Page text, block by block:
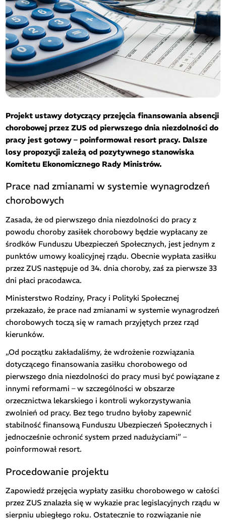
Projekt ustawy dotyczący przejęcia finansowania absencji
chorobowej przez ZUS od pierwszego dnia niezdolności do
pracy jest gotowy – poinformował resort pracy. Dalsze
losy propozycji zależą od pozytywnego stanowiska
Komitetu Ekonomicznego Rady Ministrów.
Prace nad zmianami w systemie wynagrodzeń
chorobowych
Zasada, że od pierwszego dnia niezdolności do pracy z
powodu choroby zasiłek chorobowy będzie wypłacany ze
środków Funduszu Ubezpieczeń Społecznych, jest jednym z
punktów umowy koalicyjnej rządu. Obecnie wypłata zasiłku
przez ZUS następuje od 34. dnia choroby, zaś za pierwsze 33
dni płaci pracodawca.
Ministerstwo Rodziny, Pracy i Polityki Społecznej
przekazało, że prace nad zmianami w systemie wynagrodzeń
chorobowych toczą się w ramach przyjętych przez rząd
kierunków.
„Od początku zakładaliśmy, że wdrożenie rozwiązania
dotyczącego finansowania zasiłku chorobowego od
pierwszego dnia niezdolności do pracy musi być powiązane z
innymi reformami – w szczególności w obszarze
orzecznictwa lekarskiego i kontroli wykorzystywania
zwolnień od pracy. Bez tego trudno byłoby zapewnić
stabilność finansową Funduszu Ubezpieczeń Społecznych i
jednocześnie ochronić system przed nadużyciami” –
poinformował resort.
Procedowanie projektu
Zapowiedź przejęcia wypłaty zasiłku chorobowego w całości
przez ZUS znalazła się w wykazie prac legislacyjnych rządu w
sierpniu ubiegłego roku. Ostatecznie to rozwiązanie nie